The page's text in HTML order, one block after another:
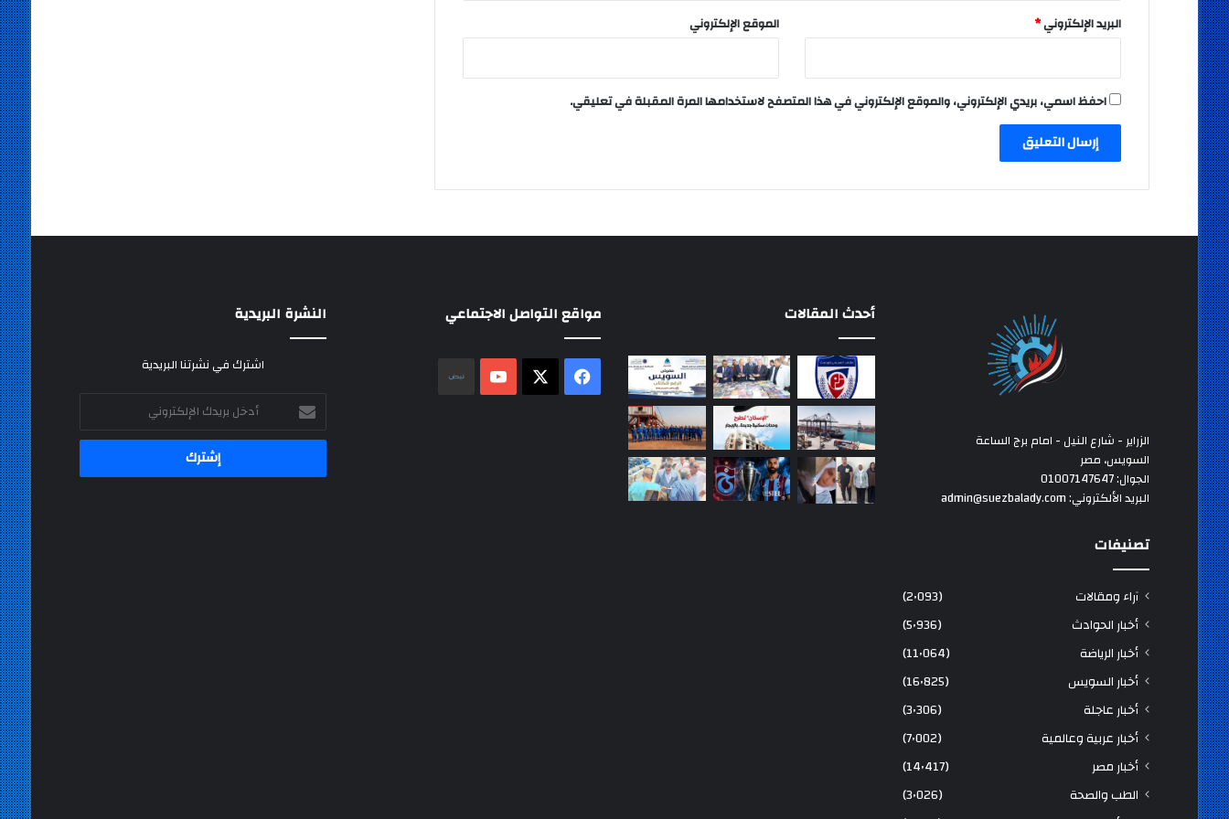
البريد الإلكتروني* الموقع الإلكتروني
احفظ اسمي، بريدي الإلكتروني، والموقع الإلكتروني في هذا المتصفح لاستخدامها المرة المقبلة في تعليقي.
الزراير - شارع النيل - امام برج الساعة
السويس، مصر
الجوال: 01007147647
البريد الألكتروني: admin@suezbalady.com
تصنيفات
آراء ومقالات
(2٬093)
أخبار الحوادث
(5٬936)
أخبار الرياضة
(11٬064)
أخبار السويس
(16٬825)
أخبار عاجلة
(3٬306)
أخبار عربية وعالمية
(7٬002)
أخبار مصر
(14٬417)
الطب والصحة
(3٬026)
أحدث المقالات مواقع التواصل الاجتماعي
فيسبوك
‫X
‫YouTube
النشرة البريدية
اشترك في نشرتنا البريدية
أدخل
بريدك
الإلكتروني